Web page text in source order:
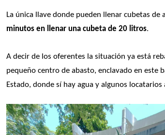
La única llave donde pueden llenar cubetas
minutos en llenar una cubeta de 20 litros.
A decir de los oferentes la situación ya está
pequeño centro de abasto, enclavado en este
Estado, donde sí hay agua y algunos